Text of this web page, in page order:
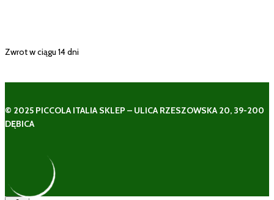
Zwrot w ciągu 14 dni
© 2025 PICCOLA ITALIA SKLEP – ULICA RZESZOWSKA 20, 39-200
DĘBICA